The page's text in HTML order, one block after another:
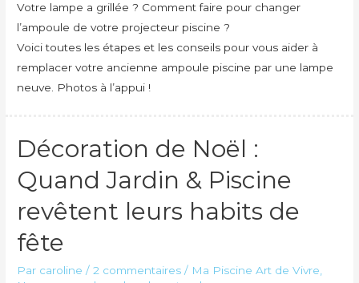
Votre lampe a grillée ? Comment faire pour changer
l’ampoule de votre projecteur piscine ?
Voici toutes les étapes et les conseils pour vous aider à
remplacer votre ancienne ampoule piscine par une lampe
neuve. Photos à l’appui !
Décoration de Noël :
Quand Jardin & Piscine
revêtent leurs habits de
fête
Par caroline /2 commentaires / Ma Piscine Art de Vivre